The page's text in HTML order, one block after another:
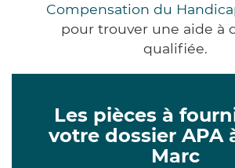
Compensation du
pour trouver une aide à
qualifiée.
Les pièces à
votre dossier APA
Marc